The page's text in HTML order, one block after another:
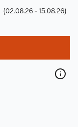
(02.08.26 - 15.08.26)